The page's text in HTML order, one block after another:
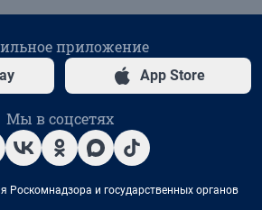
приложение
App Store
Мы в соцсетях
Роскомнадзора и государственных органов